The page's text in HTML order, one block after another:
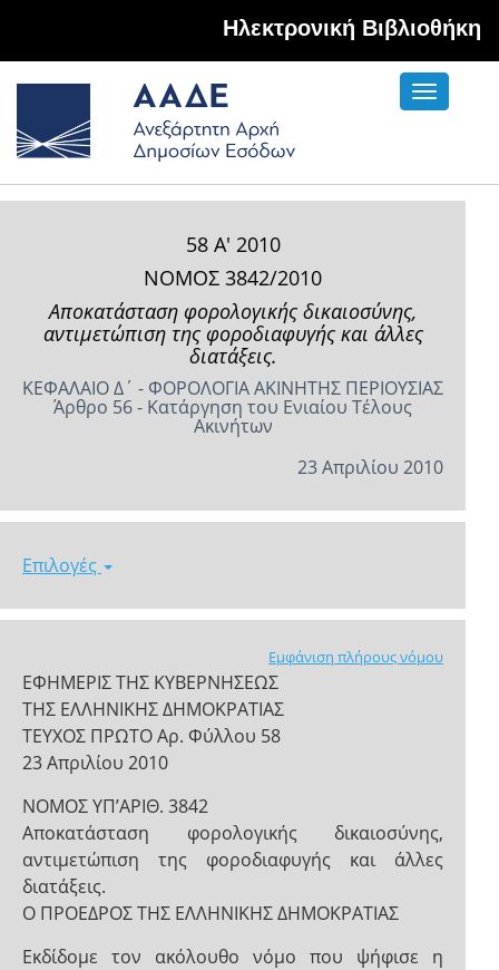
Hλεκτρονική Βιβλιοθήκη
Toggle
58 Α' 2010
ΝΟΜΟΣ 3842/2010
Αποκατάσταση φορολογικής δικαιοσύνης,
αντιμετώπιση της φοροδιαφυγής και άλλες
διατάξεις.
ΚΕΦΑΛΑΙΟ Δ΄ - ΦΟΡΟΛΟΓΙΑ ΑΚΙΝΗΤΗΣ ΠΕΡΙΟΥΣΙΑΣ
Άρθρο 56 - Κατάργηση του Ενιαίου Τέλους
Ακινήτων
23 Απριλίου 2010
Επιλογές
Εμφάνιση πλήρους νόμου
ΕΦΗΜΕΡΙΣ ΤΗΣ ΚΥΒΕΡΝΗΣΕΩΣ
ΤΗΣ ΕΛΛΗΝΙΚΗΣ ΔΗΜΟΚΡΑΤΙΑΣ
ΤΕΥΧΟΣ ΠΡΩΤΟ Αρ. Φύλλου 58
23 Απριλίου 2010
NOMOΣ ΥΠ’ΑΡΙΘ. 3842
Αποκατάσταση φορολογικής δικαιοσύνης,
αντιμετώπιση της φοροδιαφυγής και άλλες
διατάξεις.
Ο ΠΡΟΕΔΡΟΣ ΤΗΣ ΕΛΛΗΝΙΚΗΣ ΔΗΜΟΚΡΑΤΙΑΣ
Εκδίδομε τον ακόλουθο νόμο που ψήφισε η